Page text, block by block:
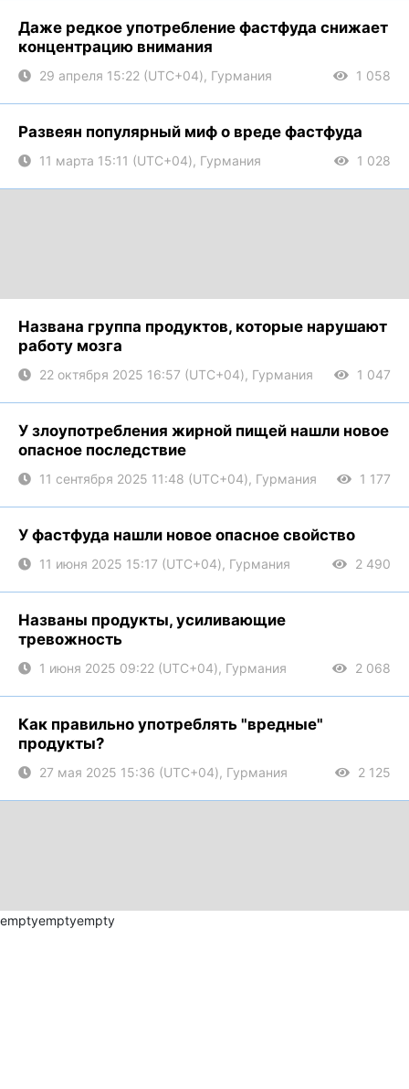
Даже редкое употребление фастфуда снижает
концентрацию внимания
29 апреля 15:22 (UTC+04), Гурмания 1 058
Развеян популярный миф о вреде фастфуда
11 марта 15:11 (UTC+04), Гурмания 1 028
Названа группа продуктов, которые нарушают
работу мозга
22 октября 2025 16:57 (UTC+04), Гурмания 1 047
У злоупотребления жирной пищей нашли новое
опасное последствие
11 сентября 2025 11:48 (UTC+04), Гурмания 1 177
У фастфуда нашли новое опасное свойство
11 июня 2025 15:17 (UTC+04), Гурмания 2 490
Названы продукты, усиливающие
тревожность
1 июня 2025 09:22 (UTC+04), Гурмания 2 068
Как правильно употреблять "вредные"
продукты?
27 мая 2025 15:36 (UTC+04), Гурмания 2 125
emptyemptyempty